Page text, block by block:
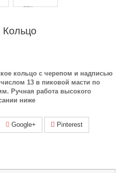
кольцо с черепом и надписью
13 в пиковой масти по
Ручная работа высокого
ниже
Google+ Pinterest